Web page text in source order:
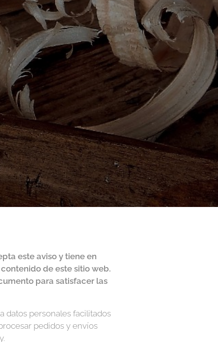
este aviso y tiene en
de este sitio web.
para satisfacer las
datos personales facilitados
pedidos y envíos